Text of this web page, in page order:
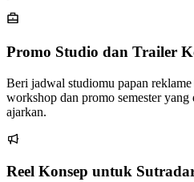
Promo Studio dan Trailer
Beri jadwal studiomu papan
workshop dan promo semester
ajarkan.
Reel Konsep untuk